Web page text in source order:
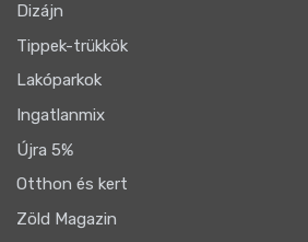
Dizájn
Tippek-trükkök
Lakóparkok
Ingatlanmix
Újra 5%
Otthon és kert
Zöld Magazin